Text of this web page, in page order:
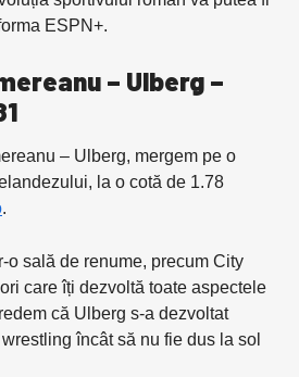
ESPN+.
– Ulberg –
– Ulberg, mergem pe o
la o cotă de 1.78
.
o sală de renume, precum City
care îți dezvoltă toate aspectele
că Ulberg s-a dezvoltat
încât să nu fie dus la sol